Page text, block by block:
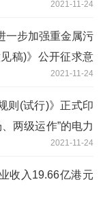
2021-11-24
一步加强重金属污
稿)》公开征求意
2021-11-24
则(试行)》正式印
两级运作”的电力
2021-11-24
收入19.66亿港元